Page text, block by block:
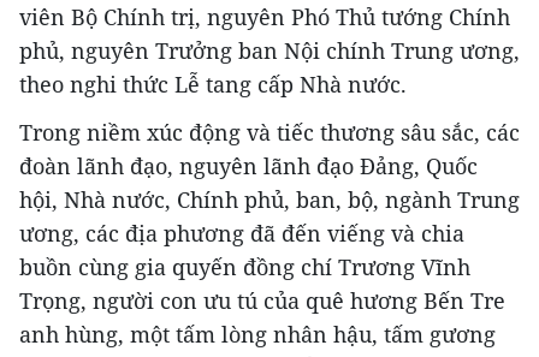
viên Bộ Chính trị, nguyên Phó Thủ tướng Chính
phủ, nguyên Trưởng ban Nội chính Trung ương,
theo nghi thức Lễ tang cấp Nhà nước.
Trong niềm xúc động và tiếc thương sâu sắc, các
đoàn lãnh đạo, nguyên lãnh đạo Đảng, Quốc
hội, Nhà nước, Chính phủ, ban, bộ, ngành Trung
ương, các địa phương đã đến viếng và chia
buồn cùng gia quyến đồng chí Trương Vĩnh
Trọng, người con ưu tú của quê hương Bến Tre
anh hùng, một tấm lòng nhân hậu, tấm gương